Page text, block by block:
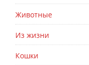
Животные
Из жизни
Кошки